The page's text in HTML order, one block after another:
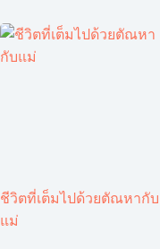
ชีวิตที่เต็มไปด้วยตัณหากับ
แม่